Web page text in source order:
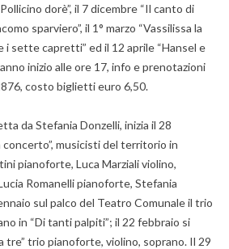
dorè”, il 7 dicembre “Il canto di
sparviero”, il 1° marzo “Vassilissa la
i sette capretti” ed il 12 aprile “Hansel e
inizio alle ore 17, info e prenotazioni
costo biglietti euro 6,50.
da Stefania Donzelli, inizia il 28
concerto”, musicisti del territorio in
pianoforte, Luca Marziali violino,
Romanelli pianoforte, Stefania
sul palco del Teatro Comunale il trio
in “Di tanti palpiti”; il 22 febbraio si
tre” trio pianoforte, violino, soprano. Il 29